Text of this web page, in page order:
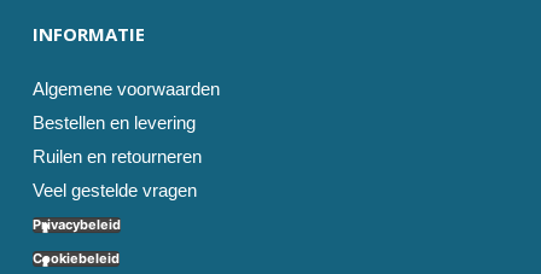
INFORMATIE
Algemene voorwaarden
Bestellen en levering
Ruilen en retourneren
Veel gestelde vragen
Privacybeleid
Cookiebeleid